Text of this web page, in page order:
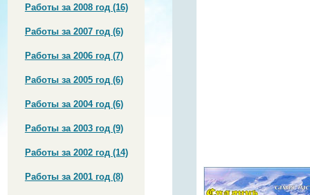
Работы за 2008 год (16)
Работы за 2007 год (6)
Работы за 2006 год (7)
Работы за 2005 год (6)
Работы за 2004 год (6)
Работы за 2003 год (9)
Работы за 2002 год (14)
Работы за 2001 год (8)